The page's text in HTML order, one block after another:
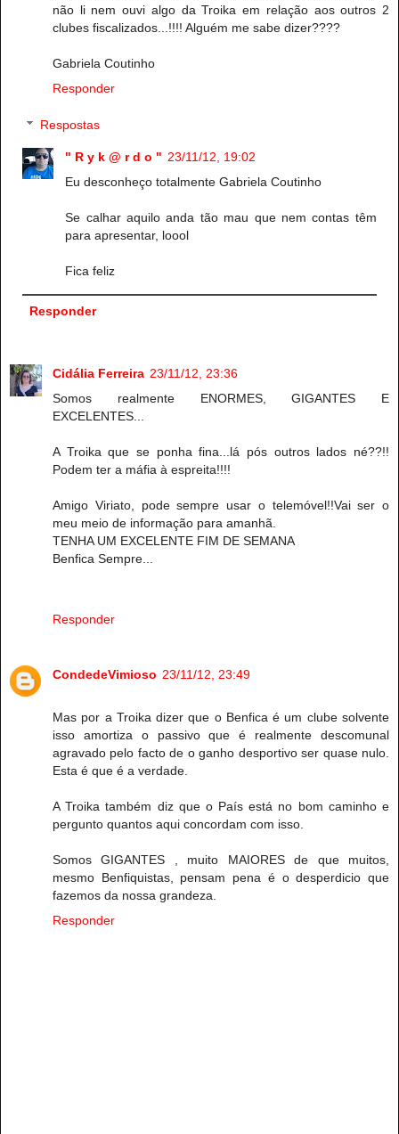
não li nem ouvi algo da Troika em relação aos outros 2
clubes fiscalizados...!!!! Alguém me sabe dizer????
Gabriela Coutinho
Responder
Respostas
" R y k @ r d o " 23/11/12, 19:02
Eu desconheço totalmente Gabriela Coutinho
Se calhar aquilo anda tão mau que nem contas têm
para apresentar, loool
Fica feliz
Responder
Cidália Ferreira 23/11/12, 23:36
Somos realmente ENORMES, GIGANTES E
EXCELENTES...
A Troika que se ponha fina...lá pós outros lados né??!!
Podem ter a máfia à espreita!!!!
Amigo Viriato, pode sempre usar o telemóvel!!Vai ser o
meu meio de informação para amanhã.
TENHA UM EXCELENTE FIM DE SEMANA
Benfica Sempre...
Responder
CondedeVimioso 23/11/12, 23:49
Mas por a Troika dizer que o Benfica é um clube solvente
isso amortiza o passivo que é realmente descomunal
agravado pelo facto de o ganho desportivo ser quase nulo.
Esta é que é a verdade.
A Troika também diz que o País está no bom caminho e
pergunto quantos aqui concordam com isso.
Somos GIGANTES , muito MAIORES de que muitos,
mesmo Benfiquistas, pensam pena é o desperdicio que
fazemos da nossa grandeza.
Responder